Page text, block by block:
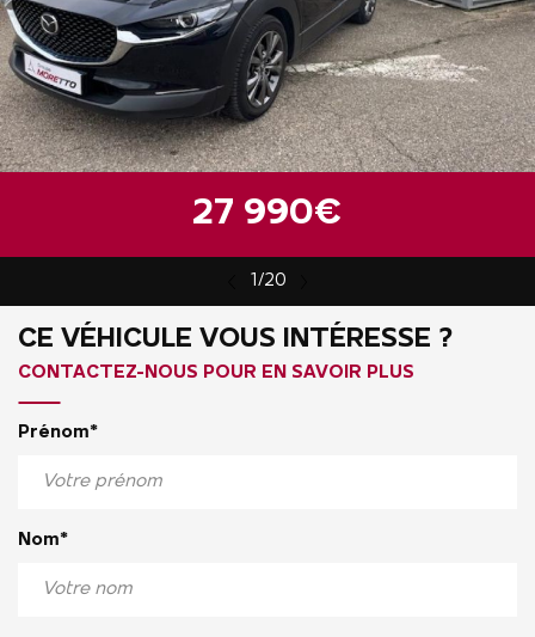
1/20
27 990€
CE VÉHICULE VOUS INTÉRESSE ?
CONTACTEZ-NOUS POUR EN SAVOIR PLUS
Prénom*
Nom*